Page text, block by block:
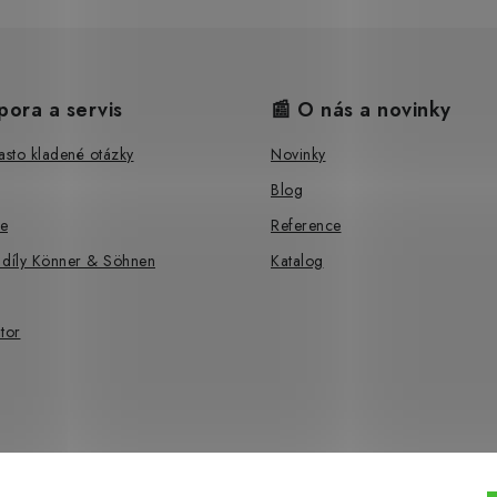
a servis
kladené otázky
Könner & Söhnen
📰 O nás a novinky
Novinky
Blog
Reference
Katalog